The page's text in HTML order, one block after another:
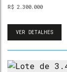
R$ 2.300.000
VER DETALHES